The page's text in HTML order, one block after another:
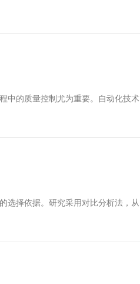
中的质量控制尤为重要。自动化技术
选择依据。研究采用对比分析法，从